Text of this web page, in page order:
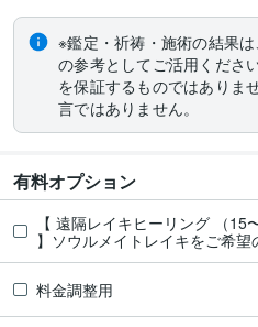
※鑑定・祈祷・施術の結果
の参考としてご活用くださ
を保証するものではありま
言ではありません。
有料オプション
【 遠隔レイキヒーリング （15
】ソウルメイトレイキをご希望
料金調整用